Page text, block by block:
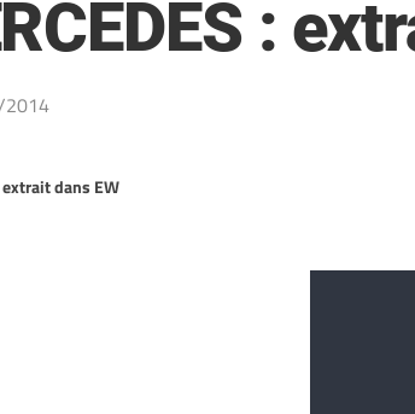
:
extrait dans EW